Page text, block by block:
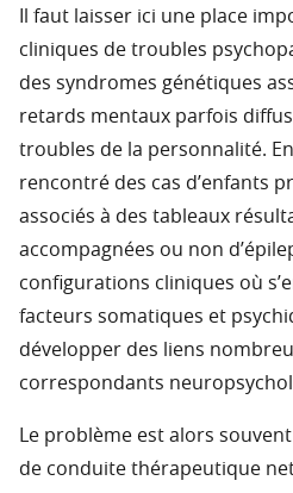
Il faut laisser ici une place
cliniques de troubles
des syndromes génétiques
retards mentaux parfois
troubles de la personnalité.
rencontré des cas d’enfants
associés à des tableaux
accompagnées ou non
configurations cliniques où
facteurs somatiques et
développer des liens
correspondants
Le problème est alors
de conduite thérapeutique